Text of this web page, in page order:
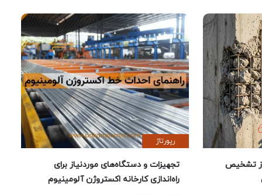
تشخیص
رپورتاژ
تجهیزات و دستگاه‌های موردنیاز برای
راه‌اندازی کارخانه اکستروژن آلومینیوم